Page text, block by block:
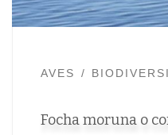
AVES
Focha moruna o